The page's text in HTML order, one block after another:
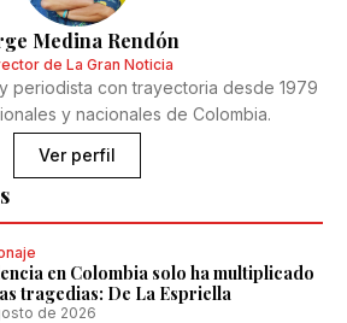
en Colombia solo ha multiplicado
tragedias: De La Espriella
de 2026
Medina Rendón
de La Gran Noticia
periodista con trayectoria desde 1979
y nacionales de Colombia.
Ver perfil